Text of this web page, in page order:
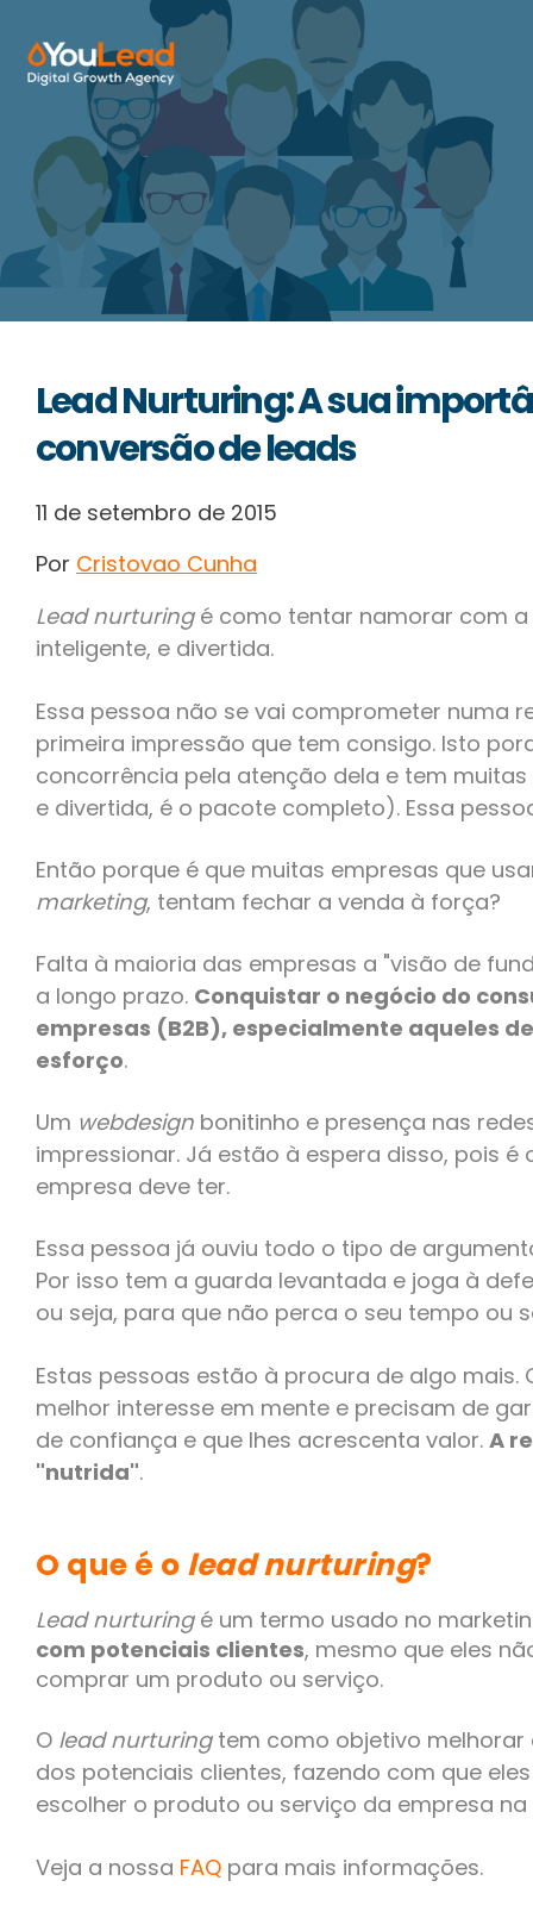
Sobre Nós
Serviços
HubSpot
Contactos
Lead Nurturing: A sua
conversão de leads
11 de setembro de 2015
Por Cristovao Cunha
Lead nurturingé como tentar namorar com a
inteligente, e divertida.
Essa pessoa não se vai comprometer numa
primeira impressão que tem consigo. Isto
concorrência pela atenção dela e tem
e divertida, é o pacote completo). Essa
Então porque é que muitas empresas que
marketing, tentam fechar a venda à força?
Falta à maioria das empresas a "visão de
a longo prazo. Conquistar o negócio do
empresas (B2B), especialmente aqueles
esforço.
Um webdesign bonitinho e presença nas
impressionar. Já estão à espera disso, pois é
empresa deve ter.
Essa pessoa já ouviu todo o tipo de
Por isso tem a guarda levantada e joga à
ou seja, para que não perca o seu tempo ou
Estas pessoas estão à procura de algo mais.
melhor interesse em mente e precisam de
de confiança e que lhes acrescenta valor. A
"nutrida".
O que é o lead nurturing?
Lead nurturingé um termo usado no
com potenciais clientes, mesmo que eles
comprar um produto ou serviço.
O lead nurturingtem como objetivo melhorar
dos potenciais clientes, fazendo com que
escolher o produto ou serviço da empresa
Veja a nossa FAQ para mais informações.